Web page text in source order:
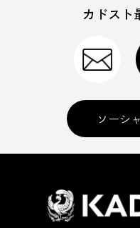
カドスト
ソーシ